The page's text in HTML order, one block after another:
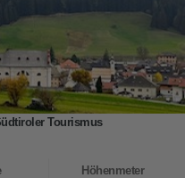
Tourismus
Höhenmeter